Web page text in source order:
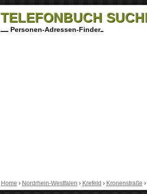
TELEFONBUCH
Personen-Adressen-Finder
Home › Nordrhein-Westfalen › Krefeld › Kronenstraße ›